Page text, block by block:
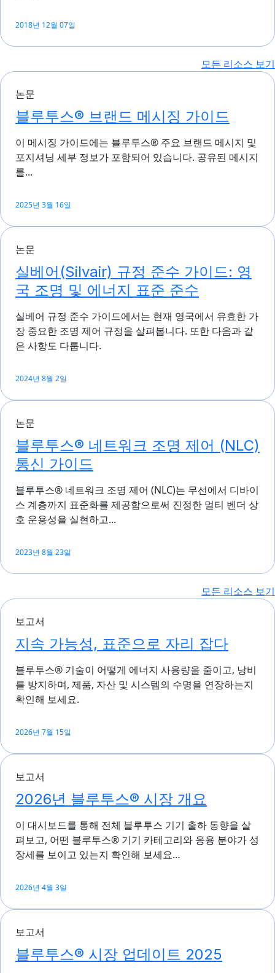
2018년 12월 07일
모든 리소스 보기
논문
블루투스® 브랜드 메시징 가이드
이 메시징 가이드에는 블루투스® 주요 브랜드 메시지 및
포지셔닝 세부 정보가 포함되어 있습니다. 공유된 메시지
를...
2025년 3월 16일
논문
실베어(Silvair) 규정 준수 가이드: 영
국 조명 및 에너지 표준 준수
실베어 규정 준수 가이드에서는 현재 영국에서 유효한 가
장 중요한 조명 제어 규정을 살펴봅니다. 또한 다음과 같
은 사항도 다룹니다.
2024년 8월 2일
논문
블루투스® 네트워크 조명 제어 (NLC)
통신 가이드
블루투스® 네트워크 조명 제어 (NLC)는 무선에서 디바이
스 계층까지 표준화를 제공함으로써 진정한 멀티 벤더 상
호 운용성을 실현하고...
2023년 8월 23일
모든 리소스 보기
보고서
지속 가능성, 표준으로 자리 잡다
블루투스® 기술이 어떻게 에너지 사용량을 줄이고, 낭비
를 방지하며, 제품, 자산 및 시스템의 수명을 연장하는지
확인해 보세요.
2026년 7월 15일
보고서
2026년 블루투스® 시장 개요
이 대시보드를 통해 전체 블루투스 기기 출하 동향을 살
펴보고, 어떤 블루투스® 기기 카테고리와 응용 분야가 성
장세를 보이고 있는지 확인해 보세요…
2026년 4월 3일
보고서
블루투스® 시장 업데이트 2025